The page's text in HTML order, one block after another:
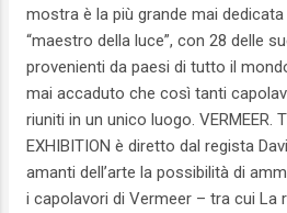
mostra è la più grande mai
“maestro della luce”, con 28 delle
provenienti da paesi di tutto il
mai accaduto che così tanti
riuniti in un unico luogo. VERMEER.
EXHIBITION è diretto dal regista
amanti dell’arte la possibilità di
i capolavori di Vermeer – tra cui La